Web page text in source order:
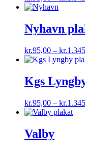
Nyhavn
kr.95,00 – kr.
Kgs
kr.95,00 – kr.
Valby